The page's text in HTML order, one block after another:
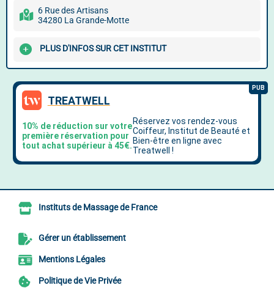
6 Rue des Artisans
34280 La Grande-Motte
PLUS D'INFOS SUR CET INSTITUT
Instituts de Massage de France
Gérer un établissement
Mentions Légales
Politique de Vie Privée